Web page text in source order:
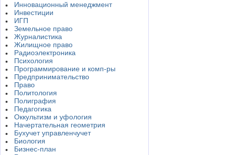
Инновационный менеджмент
Инвестиции
ИГП
Земельное право
Журналистика
Жилищное право
Радиоэлектроника
Психология
Программирование и комп-ры
Предпринимательство
Право
Политология
Полиграфия
Педагогика
Оккультизм и уфология
Начертательная геометрия
Бухучет управленчучет
Биология
Бизнес-план